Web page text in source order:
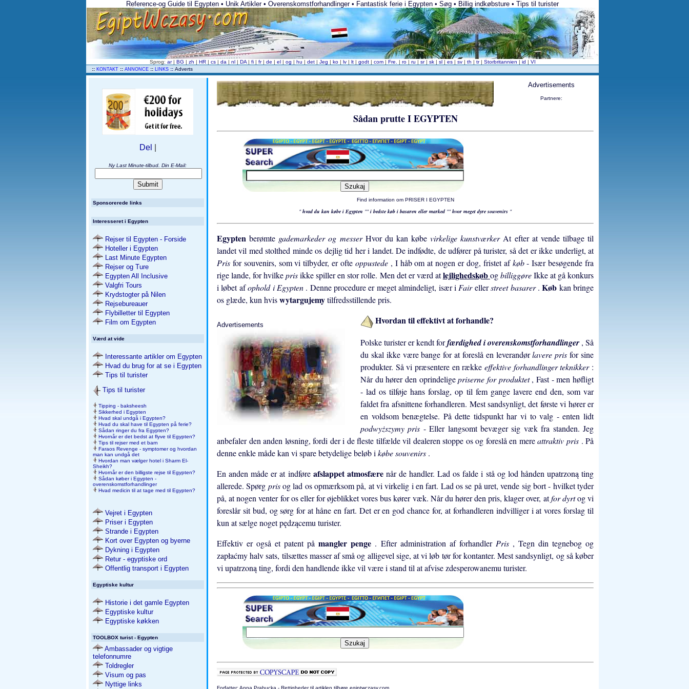
Reference-og Guide til Egypten • Unik Artikler • Overenskomstforhandlinger • Fantastisk ferie i Egypten • Søg • Billig indkøbsture • Tips til turister
Sprog: ar | BG | zh | HR | cs | da | nl | DA | fi | fr | de | el | og | hu | det | Jeg | ko | lv | lt | godt | com | Fre. | ro | ru | sr | sk | sl | es | sv | th | tr | Storbritannien | id | VI
:: KONTAKT :: ANNONCE :: LINKS :: Adverts
Del
Ny Last Minute-tilbud. Din E-Mail:
Sponsorerede links
Interesseret i Egypten
Rejser til Egypten - Forside
Hoteller i Egypten
Last Minute Egypten
Rejser og Ture
Egypten All Inclusive
Valgfri Tours
Krydstogter på Nilen
Rejsebureauer
Flybilletter til Egypten
Film om Egypten
Værd at vide
Interessante artikler om Egypten
Hvad du brug for at se i Egypten
Tips til turister
Tips til turister
Tipping - baksheesh
Sikkerhed i Egypten
Hvad skal undgå i Egypten?
Hvad du skal have til Egypten på ferie?
Sådan ringer du fra Egypten?
Hvornår er det bedst at flyve til Egypten?
Tips til rejser med et barn
Faraos Revenge - symptomer og hvordan
man kan undgå det
Hvordan man vælger hotel i Sharm El-
Sheikh?
Hvornår er den billigste rejse til Egypten?
Sådan køber i Egypten -
overenskomstforhandlinger
Hvad medicin til at tage med til Egypten?
Vejret i Egypten
Priser i Egypten
Strande i Egypten
Kort over Egypten og byerne
Dykning i Egypten
Retur - egyptiske ord
Offentlig transport i Egypten
Egyptiske kultur
Historie i det gamle Egypten
Egyptiske kultur
Egyptiske køkken
TOOLBOX turist - Egypten
Ambassader og vigtige
telefonnumre
Toldregler
Visum og pas
Nyttige links
Advertisements
Partnere:
Sådan prutte I EGYPTEN
Find information om PRISER I EGYPTEN
"hvad du kan købe i Egypten ""i bedste køb i basaren eller marked ""hvor meget dyre souvenirs "
Egyptenberømte gademarkeder og messer Hvor du kan købevirkelige kunstværker At efter at vende tilbage til
landet vil med stolthed minde os dejlig tid her i landet. De indfødte, de udfører på turister, så det er ikke underligt, at
Pris for souvenirs, som vi tilbyder, er ofte oppustede , I håb om at nogen er dog, fristet afkøb- Især besøgende fra
rige lande, for hvilkeprisikke spiller en stor rolle. Men det er værd atlejlighedskøbogbilliggøreIkke at gå konkurs
i løbet afophold i Egypten . Denne procedure er meget almindeligt, især i Fairellerstreet basarer.Køb kan bringe
os glæde, kun hviswytargujemytilfredsstillende pris.
Advertisements Hvordan til effektivt at forhandle?
Polske turister er kendt forfærdighed i overenskomstforhandlinger , Så
du skal ikke være bange for at foreslå en leverandørlavere prisfor sine
produkter. Så vi præsentere en række effektive forhandlinger teknikker :
Når du hører den oprindeligepriserne for produktet, Fast - men høfligt
- lad os tilføje hans forslag, op til fem gange lavere end den, som var
faldet fra afsnittene forhandleren. Mest sandsynligt, det første vi hører er
en voldsom benægtelse. På dette tidspunkt har vi to valg - enten lidt
podwyższymy pris - Eller langsomt bevæger sig væk fra standen. Jeg
anbefaler den anden løsning, fordi der i de fleste tilfælde vil dealeren stoppe os og foreslå en mereattraktiv pris . På
denne enkle måde kan vi spare betydelige beløb i købe souvenirs .
En anden måde er at indføre afslappet atmosfære når de handler. Lad os falde i stå og lod hånden upatrzoną ting
allerede. Spørg prisog lad os opmærksom på, at vi virkelig i en fart. Lad os se på uret, vende sig bort - hvilket tyder
på, at nogen venter for os eller for øjeblikket vores bus kører væk. Når du hører den pris, klager over, atfor dyrtog vi
foreslår sit bud, og sørg for at håne en fart. Det er en god chance for, at forhandleren indvilliger i at vores forslag til
kun at sælge noget pędzącemu turister.
Effektiv er også et patent påmangler penge . Efter administration af forhandler Pris , Tegn din tegnebog og
zapłaćmy halv sats, tilsættes masser af små og alligevel sige, at vi løb tør for kontanter. Mest sandsynligt, og så køber
vi upatrzoną ting, fordi den handlende ikke vil være i stand til at afvise zdesperowanemu turister.
Forfatter: Anna Prabucka - Rettigheder til artiklen tilhøre egiptwczasy.com